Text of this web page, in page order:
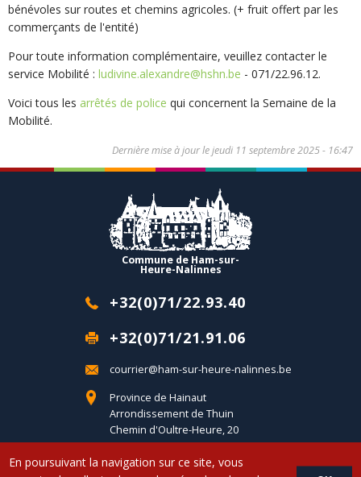
bénévoles sur routes et chemins agricoles. (+ fruit offert par les
commerçants de l'entité)
Pour toute information complémentaire, veuillez contacter le
service Mobilité : ludivine.alexandre@hshn.be - 071/22.96.12.
Voici tous les arrêtés de police qui concernent la Semaine de la
Mobilité.
Dernière mise à jour lejeudi 11 septembre 2025 - 16:47
Commune de Ham-sur-
Heure-Nalinnes
+32(0)71/22.93.40
+32(0)71/21.91.06
courrier@ham-sur-heure-nalinnes.be
Province de Hainaut
Arrondissement de Thuin
Chemin d'Oultre-Heure, 20
B-6120 Ham-sur-Heure
En poursuivant la navigation sur ce site, vous